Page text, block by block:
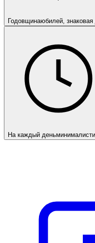
Годовщинаюбилей, знаковая
На каждый день